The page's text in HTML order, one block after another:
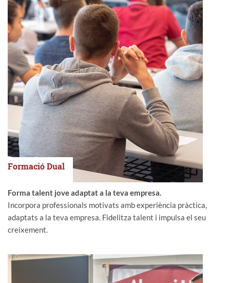
Formació Dual
Forma talent jove adaptat a la teva empresa.
Incorpora professionals motivats amb experiència pràctica,
adaptats a la teva empresa. Fidelitza talent i impulsa el seu
creixement.